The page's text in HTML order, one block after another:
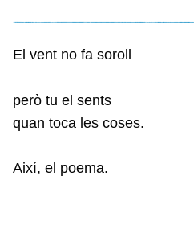
El vent no fa soroll
però tu el sents
quan toca les coses.
Així, el poema.